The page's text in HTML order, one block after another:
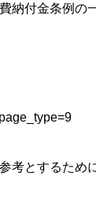
納付金条例の
考とするため